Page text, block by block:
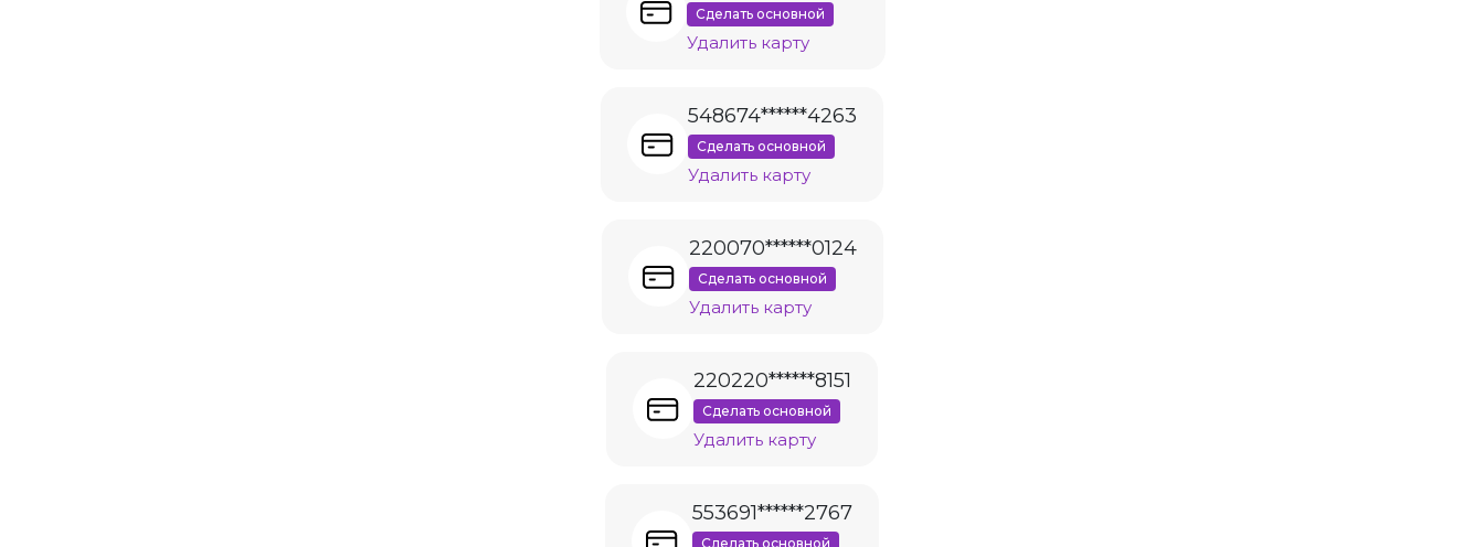
Сделать основной
Удалить карту
548674******4263
Сделать основной
Удалить карту
220070******0124
Сделать основной
Удалить карту
220220******8151
Сделать основной
Удалить карту
553691******2767
Сделать основной